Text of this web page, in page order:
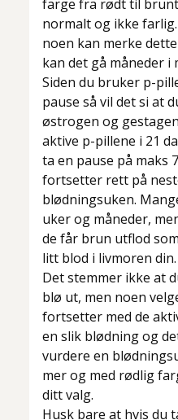
farge fra rødt til
normalt og ikke
noen kan merke
kan det gå måneder i
Siden du bruker p-
pause så vil det si at
østrogen og
aktive p-pillene i 21
ta en pause på maks
fortsetter rett på
blødningsuken.
uker og måneder,
de får brun utflod
litt blod i livmoren din.
Det stemmer ikke at
blø ut, men noen
fortsetter med de
en slik blødning og
vurdere en
mer og med rødlig
ditt valg.
Husk bare at hvis du